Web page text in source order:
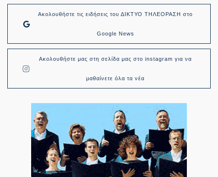
Ακολουθήστε τις ειδήσεις του ΔΙΚΤΥΟ ΤΗΛΕΟΡΑΣΗ στο
Google News
Ακολουθήστε μας στη σελίδα μας στο instagram για να
μαθαίνετε όλα τα νέα